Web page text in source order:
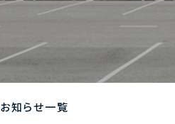
お知らせ一覧